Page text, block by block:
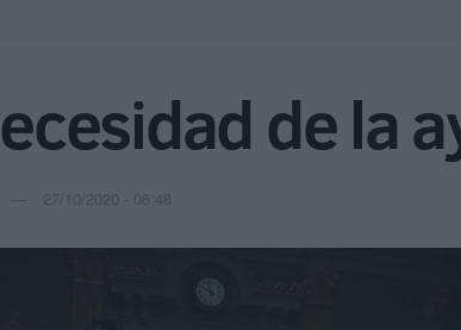
de la
27/10/2020 - 06:48